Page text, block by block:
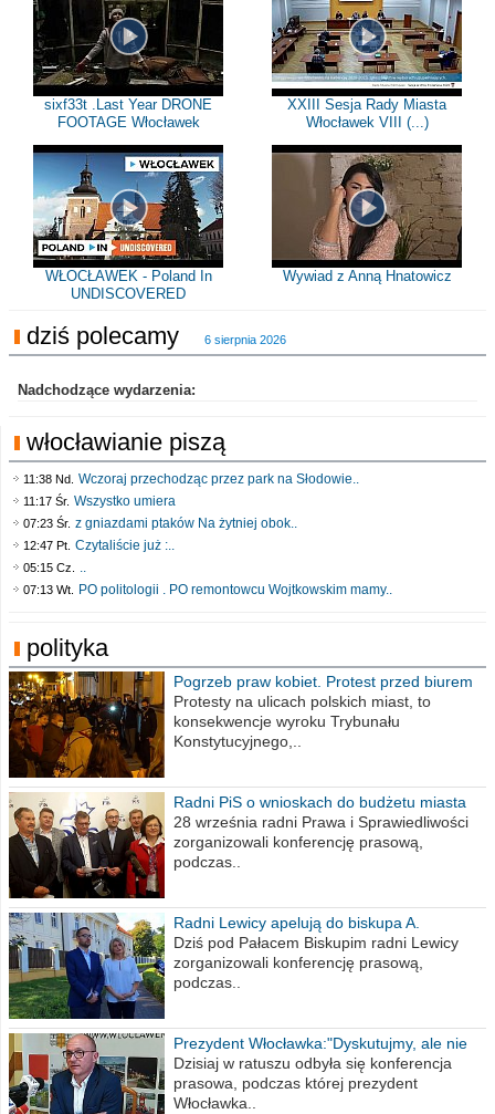
sixf33t .Last Year DRONE
FOOTAGE Włocławek
XXIII Sesja Rady Miasta
Włocławek VIII (...)
WŁOCŁAWEK - Poland In
UNDISCOVERED
Wywiad z Anną Hnatowicz
dziś polecamy 6 sierpnia 2026
Nadchodzące wydarzenia:
włocławianie piszą
11:38 Nd. Wczoraj przechodząc przez park na Słodowie..
11:17 Śr. Wszystko umiera
07:23 Śr. z gniazdami ptaków Na żytniej obok..
12:47 Pt. Czytaliście już :..
05:15 Cz. ..
07:13 Wt. PO politologii . PO remontowcu Wojtkowskim mamy..
polityka
Pogrzeb praw kobiet. Protest przed biurem
poselskim PiS
Protesty na ulicach polskich miast, to
konsekwencje wyroku Trybunału
Konstytucyjnego,..
Radni PiS o wnioskach do budżetu miasta
na 2021 rok
28 września radni Prawa i Sprawiedliwości
zorganizowali konferencję prasową,
podczas..
Radni Lewicy apelują do biskupa A.
Wiesława Meringa
Dziś pod Pałacem Biskupim radni Lewicy
zorganizowali konferencję prasową,
podczas..
Prezydent Włocławka:"Dyskutujmy, ale nie
obrażajmy się”
Dzisiaj w ratuszu odbyła się konferencja
prasowa, podczas której prezydent
Włocławka..